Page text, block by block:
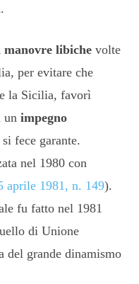
libiche volte
per evitare che
la Sicilia, favorì
un impegno
fece garante.
nel 1980 con
aprile 1981, n. 149).
fu fatto nel 1981
di Unione
del grande dinamismo